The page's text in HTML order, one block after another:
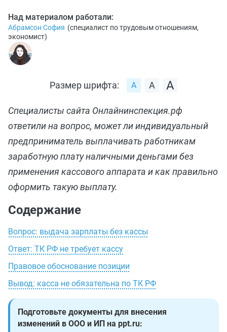
Над материалом работали:
Абрамсон София (специалист по трудовым отношениям,
экономист)
Размер шрифта:
Специалисты сайта Онлайнинспекция.рф
ответили на вопрос, может ли индивидуальный
предприниматель выплачивать работникам
заработную плату наличными деньгами без
применения кассового аппарата и как правильно
оформить такую выплату.
Содержание
Вопрос: выдача зарплаты без кассы
Ответ: ТК РФ не требует кассу
Правовое обоснование позиции
Вывод: касса не обязательна по ТК РФ
Подготовьте документы для внесения
изменений в ООО и ИП на ppt.ru: